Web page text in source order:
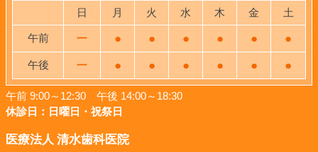
日 月 火 水 木 金 土
午前 ー ● ● ● ● ● ●
午後 ー ● ● ● ● ● ●
午前 9:00～12:30 午後 14:00～18:30
休診日：日曜日・祝祭日
医療法人 清水歯科医院